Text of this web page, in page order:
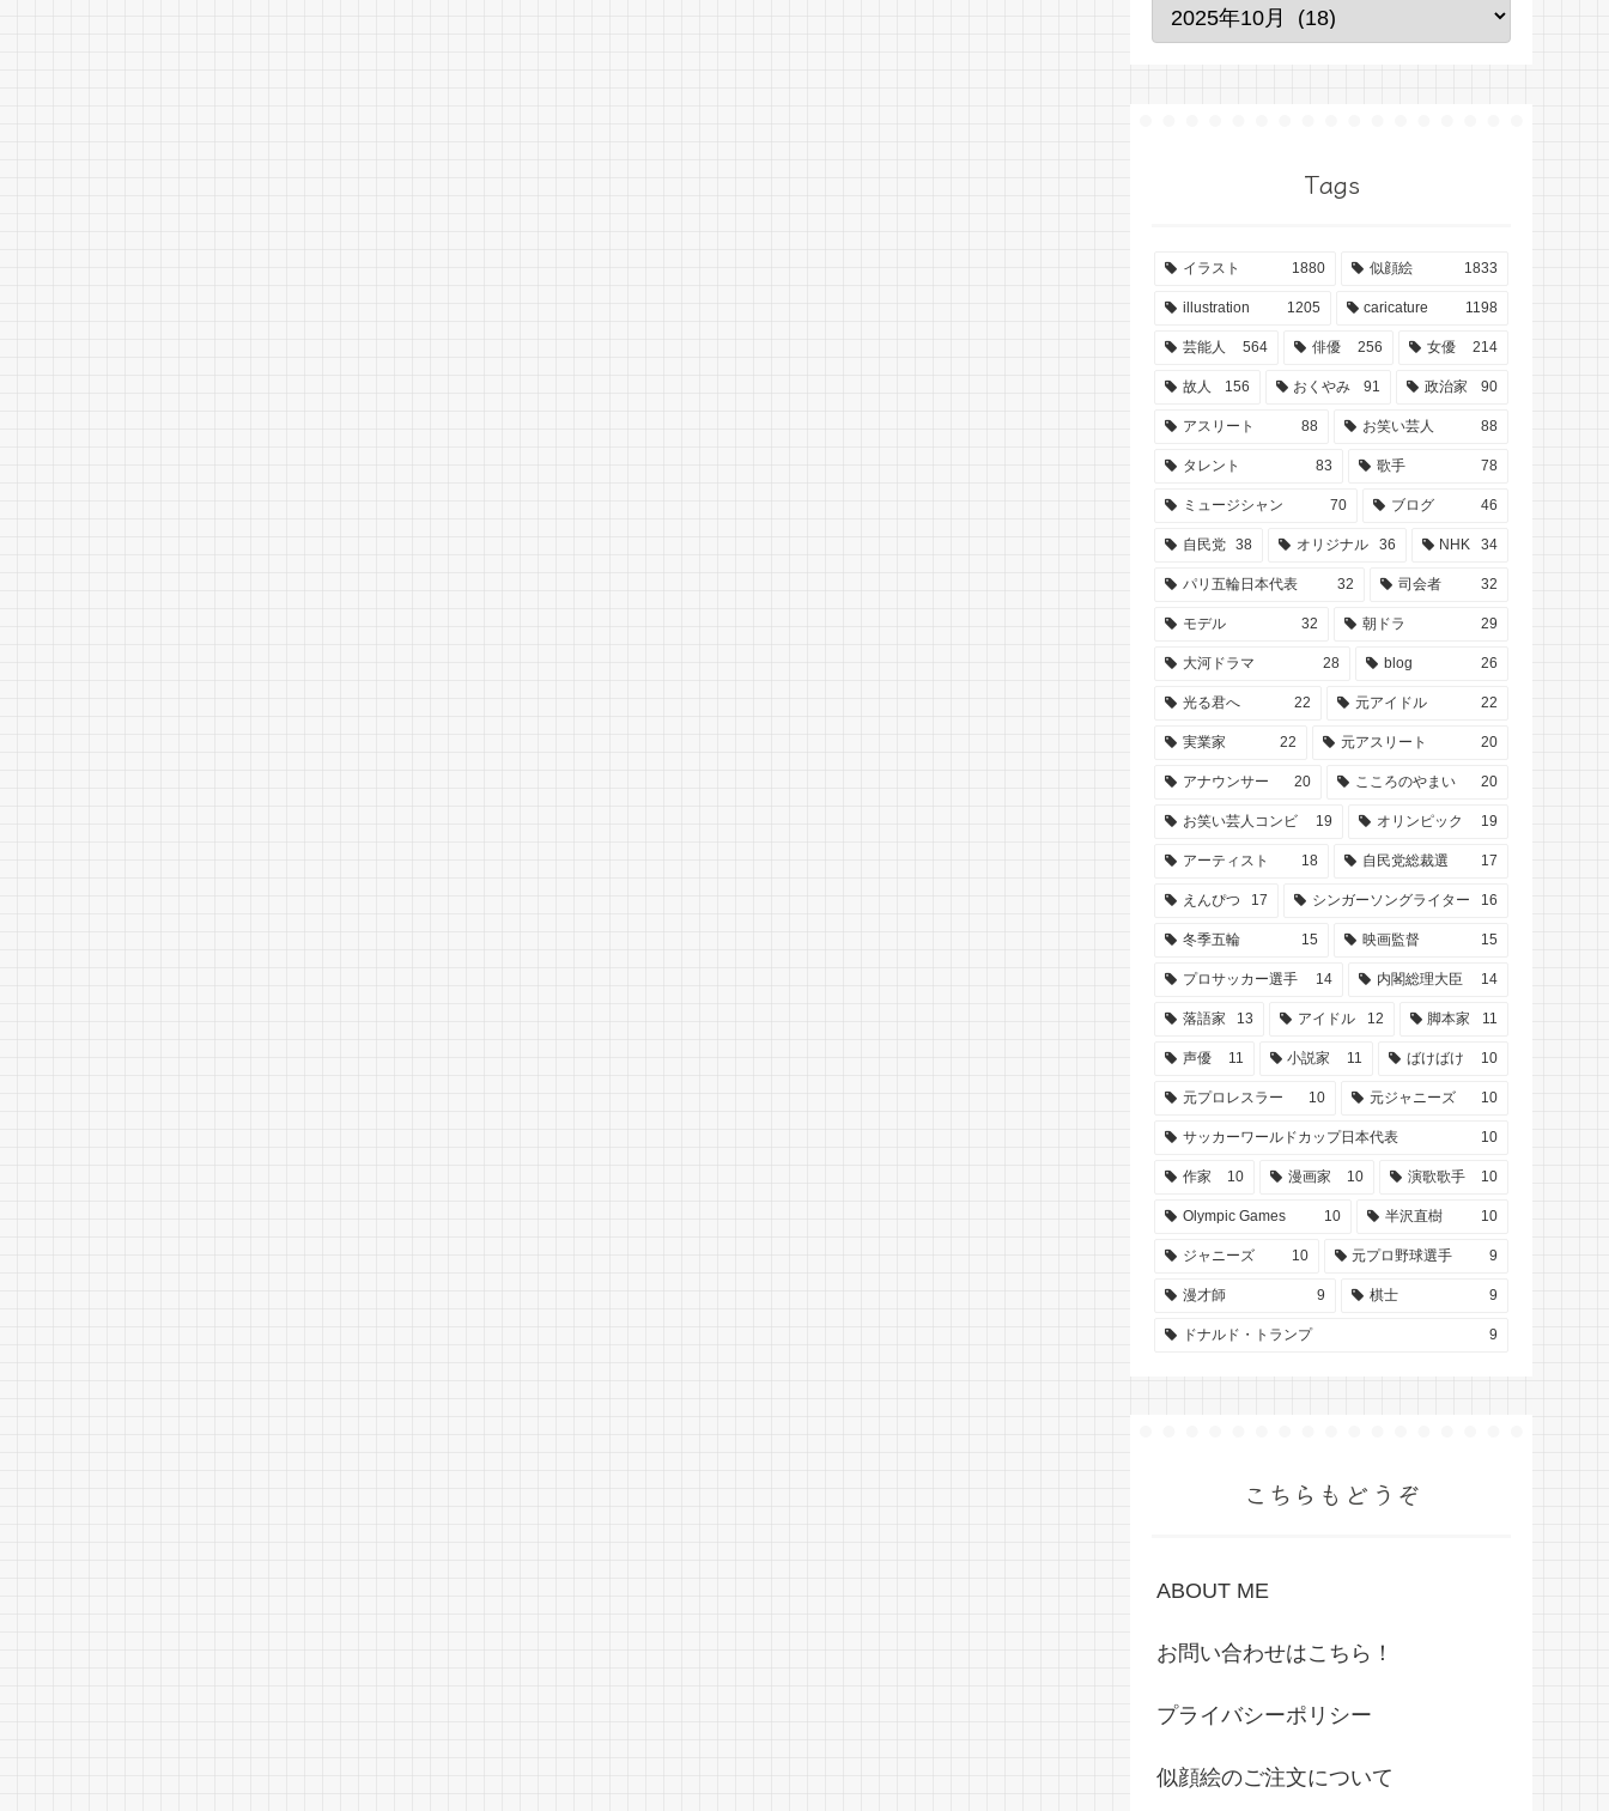
Tags
イラスト 1880 似顔絵 1833
illustration 1205 caricature 1198
芸能人 564 俳優 256 女優 214
故人 156 おくやみ 91 政治家 90
アスリート 88 お笑い芸人 88
タレント 83 歌手 78
ミュージシャン 70 ブログ 46
自民党 38 オリジナル 36 NHK 34
パリ五輪日本代表 32 司会者 32
モデル 32 朝ドラ 29
大河ドラマ 28 blog 26
光る君へ 22 元アイドル 22
実業家 22 元アスリート 20
アナウンサー 20 こころのやまい 20
お笑い芸人コンビ 19 オリンピック 19
アーティスト 18 自民党総裁選 17
えんぴつ 17 シンガーソングライター 16
冬季五輪 15 映画監督 15
プロサッカー選手 14 内閣総理大臣 14
落語家 13 アイドル 12 脚本家 11
声優 11 小説家 11 ばけばけ 10
元プロレスラー 10 元ジャニーズ 10
サッカーワールドカップ日本代表 10
作家 10 漫画家 10 演歌歌手 10
Olympic Games 10 半沢直樹 10
ジャニーズ 10 元プロ野球選手 9
漫才師 9 棋士 9
ドナルド・トランプ 9
こちらもどうぞ
ABOUT ME
お問い合わせはこちら！
プライバシーポリシー
似顔絵のご注文について